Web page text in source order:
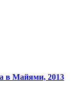
в Майями, 2013